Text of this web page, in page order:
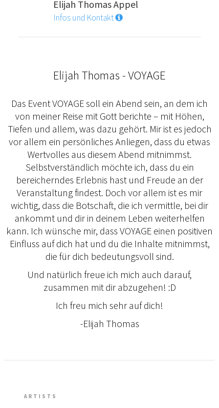
Elijah Thomas Appel
Infos und Kontakt
Elijah Thomas - VOYAGE
Das Event VOYAGE soll ein Abend sein, an dem ich
von meiner Reise mit Gott berichte – mit Höhen,
Tiefen und allem, was dazu gehört. Mir ist es jedoch
vor allem ein persönliches Anliegen, dass du etwas
Wertvolles aus diesem Abend mitnimmst.
Selbstverständlich möchte ich, dass du ein
bereicherndes Erlebnis hast und Freude an der
Veranstaltung findest. Doch vor allem ist es mir
wichtig, dass die Botschaft, die ich vermittle, bei dir
ankommt und dir in deinem Leben weiterhelfen
kann. Ich wünsche mir, dass VOYAGE einen positiven
Einfluss auf dich hat und du die Inhalte mitnimmst,
die für dich bedeutungsvoll sind.
Und natürlich freue ich mich auch darauf,
zusammen mit dir abzugehen! :D
Ich freu mich sehr auf dich!
-Elijah Thomas
ARTISTS